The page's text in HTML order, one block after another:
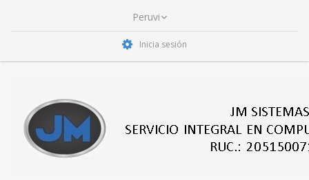
Inicia sesión